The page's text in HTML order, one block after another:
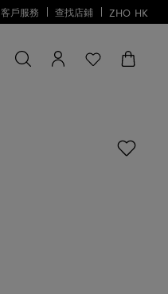
客戶服務 查找店鋪 ZHO HK
找
一
尋找一些